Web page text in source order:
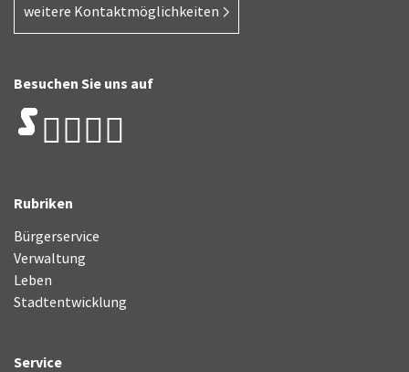
weitere Kontaktmöglichkeiten
Besuchen Sie uns auf
Rubriken
Bürgerservice
Verwaltung
Leben
Stadtentwicklung
Service